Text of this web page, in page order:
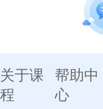
关于课
程
帮助中
心